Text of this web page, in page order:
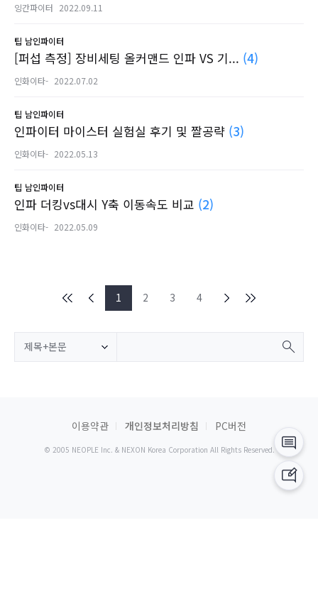
잉간파이터 2022.09.11
팁 남인파이터
[퍼섭 측정] 장비세팅 올커맨드 인파 VS 기... (4)
인화이타- 2022.07.02
팁 남인파이터
인파이터 마이스터 실험실 후기 및 짤공략 (3)
인화이타- 2022.05.13
팁 남인파이터
인파 더킹vs대시 Y축 이동속도 비교 (2)
인화이타- 2022.05.09
1 2 3 4
제목+본문
이용약관 개인정보처리방침 PC버전
© 2005 NEOPLE Inc. & NEXON Korea Corporation All Rights Reserved.